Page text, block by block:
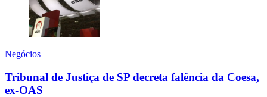
Negócios
Tribunal de Justiça de SP decreta falência da Coesa,
ex-OAS